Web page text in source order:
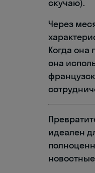
скучаю).
Через
Когда она
она
идеален